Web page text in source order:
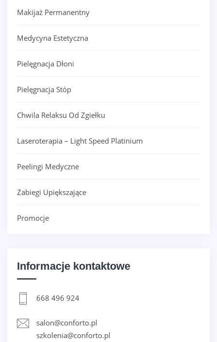
Makijaż Permanentny
Medycyna Estetyczna
Pielęgnacja Dłoni
Pielęgnacja Stóp
Chwila Relaksu Od Zgiełku
Laseroterapia – Light Speed Platinium
Peelingi Medyczne
Zabiegi Upiększające
Promocje
Informacje kontaktowe
668 496 924
salon@conforto.pl
szkolenia@conforto.pl